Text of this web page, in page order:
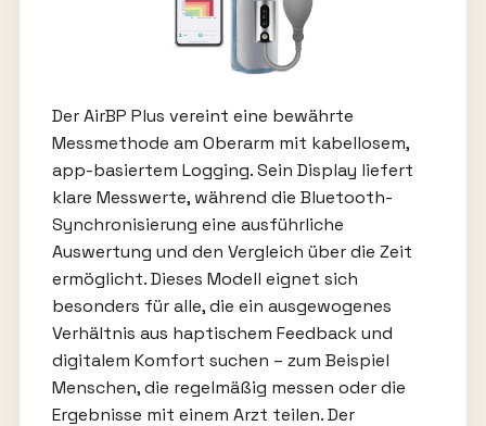
Der AirBP Plus vereint eine bewährte
Messmethode am Oberarm mit kabellosem,
app-basiertem Logging. Sein Display liefert
klare Messwerte, während die Bluetooth-
Synchronisierung eine ausführliche
Auswertung und den Vergleich über die Zeit
ermöglicht. Dieses Modell eignet sich
besonders für alle, die ein ausgewogenes
Verhältnis aus haptischem Feedback und
digitalem Komfort suchen – zum Beispiel
Menschen, die regelmäßig messen oder die
Ergebnisse mit einem Arzt teilen. Der